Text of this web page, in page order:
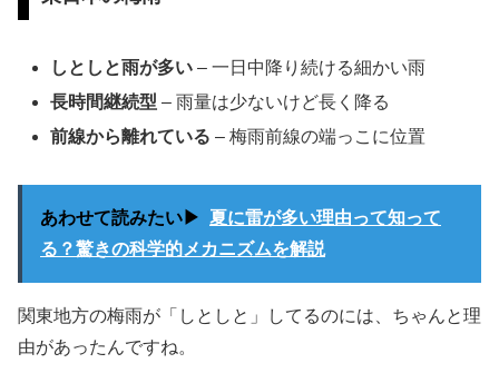
しとしと雨が多い – 一日中降り続ける細かい雨
長時間継続型 – 雨量は少ないけど長く降る
前線から離れている – 梅雨前線の端っこに位置
あわせて読みたい▶ 夏に雷が多い理由って知って
る？驚きの科学的メカニズムを解説
関東地方の梅雨が「しとしと」してるのには、ちゃんと理
由があったんですね。